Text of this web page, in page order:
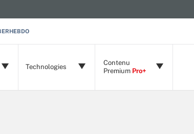
Technologies
Contenu
Premium Pro+